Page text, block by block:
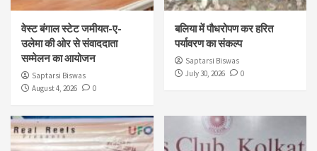
वेस्ट बंगाल स्टेट जमीयत-ए-
उलेमा की ओर से संवाददाता
सम्मेलन का आयोजन
Saptarsi Biswas
August 4, 2026
0
बलिया में पौधरोपण कर हरित
पर्यावरण का संकल्प
Saptarsi Biswas
July 30, 2026
0